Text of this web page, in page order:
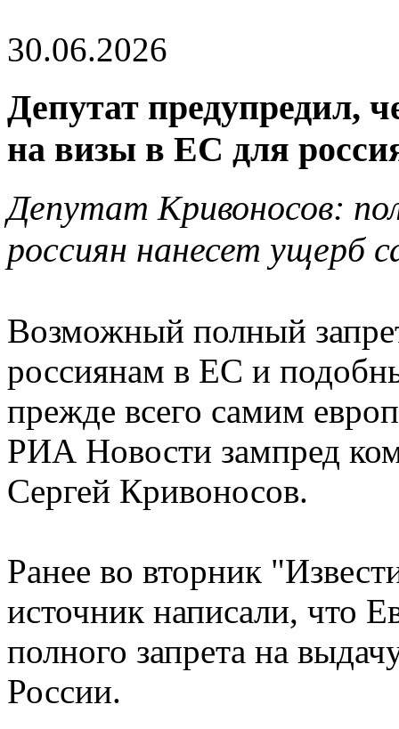
30.06.2026
Депутат предупредил,
на визы в ЕС для
Депутат Кривоносов:
россиян нанесет ущерб
Возможный полный
россиянам в ЕС и
прежде всего самим
РИА Новости зампред
Сергей Кривоносов.
Ранее во вторник
источник написали, что
полного запрета на
России.